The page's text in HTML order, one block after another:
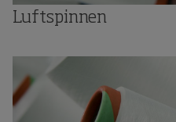
Luftspinnen